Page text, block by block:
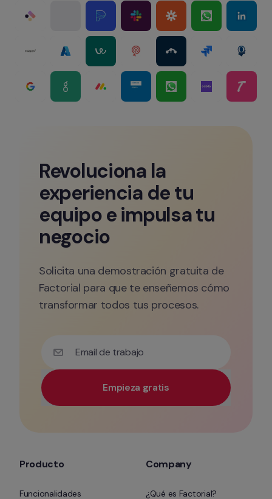
Revoluciona la
experiencia de tu
equipo e impulsa tu
negocio
Solicita una demostración gratuita de
Factorial para que te enseñemos cómo
transformar todos tus procesos.
Email de trabajo
Empieza gratis
Producto
Funcionalidades
Company
¿Qué es Factorial?